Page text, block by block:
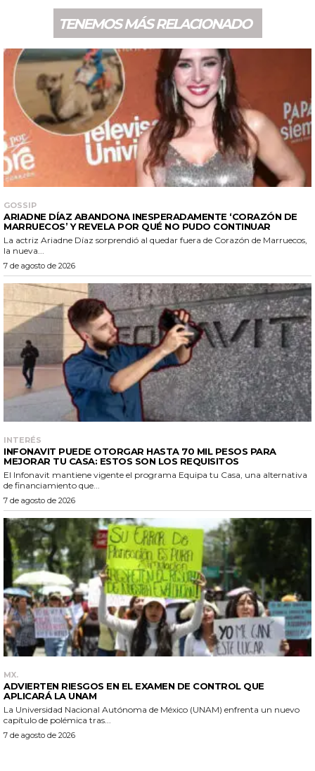
TENEMOS MÁS RELACIONADO
GOSSIP
ARIADNE DÍAZ ABANDONA INESPERADAMENTE ‘CORAZÓN DE
MARRUECOS’ Y REVELA POR QUÉ NO PUDO CONTINUAR
La actriz Ariadne Díaz sorprendió al quedar fuera de Corazón de Marruecos,
la nueva...
7 de agosto de 2026
INTERÉS
INFONAVIT PUEDE OTORGAR HASTA 70 MIL PESOS PARA
MEJORAR TU CASA: ESTOS SON LOS REQUISITOS
El Infonavit mantiene vigente el programa Equipa tu Casa, una alternativa
de financiamiento que...
7 de agosto de 2026
MX.
ADVIERTEN RIESGOS EN EL EXAMEN DE CONTROL QUE
APLICARÁ LA UNAM
La Universidad Nacional Autónoma de México (UNAM) enfrenta un nuevo
capítulo de polémica tras...
7 de agosto de 2026